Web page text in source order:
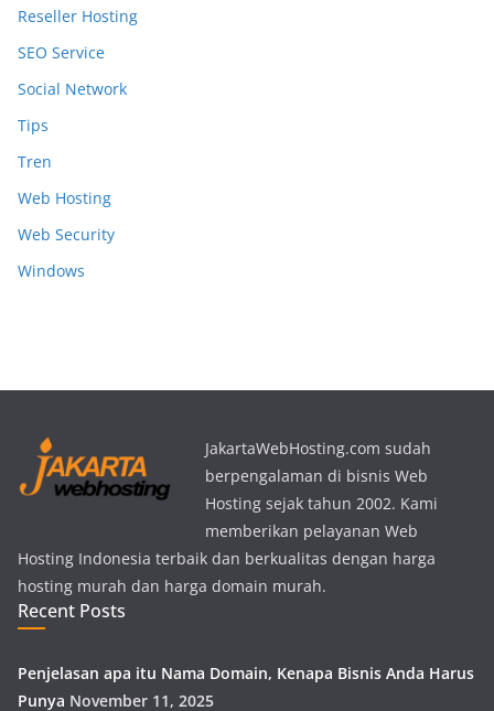
Reseller Hosting
SEO Service
Social Network
Tips
Tren
Web Hosting
Web Security
Windows
JakartaWebHosting.com sudah
berpengalaman di bisnis Web
Hosting sejak tahun 2002. Kami
memberikan pelayanan Web
Hosting Indonesia terbaik dan berkualitas dengan harga
hosting murah dan harga domain murah.
Recent Posts
Penjelasan apa itu Nama Domain, Kenapa Bisnis Anda Harus
Punya November 11, 2025